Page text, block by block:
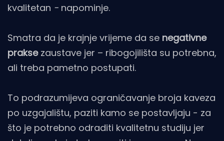
kvalitetan - napominje.
Smatra da je krajnje vrijeme da se negativne
prakse zaustave jer – ribogojilišta su potrebna,
ali treba pametno postupati.
To podrazumijeva ograničavanje broja kaveza
po uzgajalištu, paziti kamo se postavljaju - za
što je potrebno odraditi kvalitetnu studiju jer